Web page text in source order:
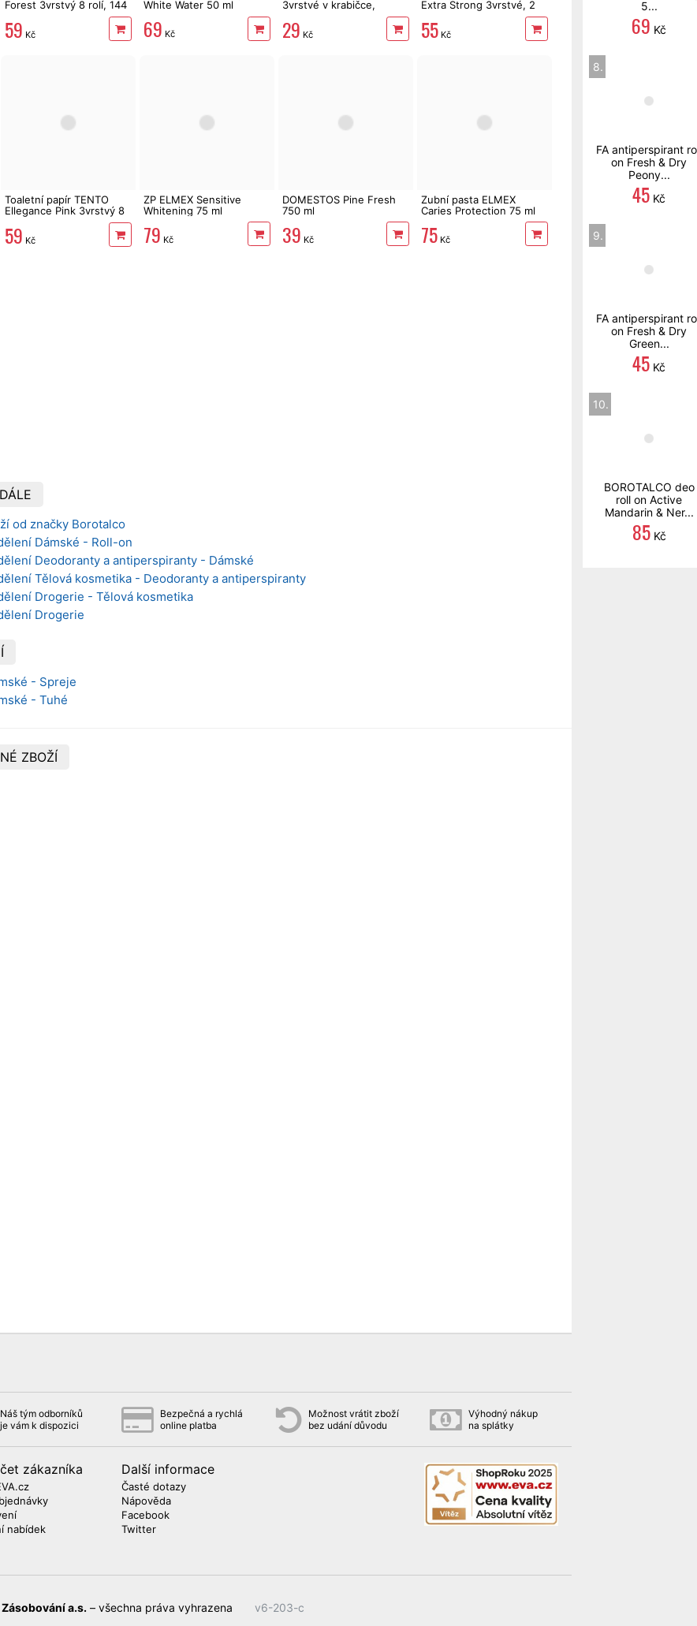
Forest 3vrstvý 8 rolí, 144
59 Kč
White Water 50 ml
69 Kč
3vrstvé v krabičce,
29 Kč
Extra Strong 3vrstvé, 2
55 Kč
Toaletní papír TENTO
Ellegance Pink 3vrstvý 8
59 Kč
ZP ELMEX Sensitive
Whitening 75 ml
79 Kč
DOMESTOS Pine Fresh
750 ml
39 Kč
Zubní pasta ELMEX
Caries Protection 75 ml
75 Kč
od značky Borotalco
Dámské - Roll-on
Deodoranty a antiperspiranty - Dámské
Tělová kosmetika - Deodoranty a antiperspiranty
Drogerie - Tělová kosmetika
Drogerie
- Spreje
- Tuhé
ZBOŽÍ
Náš tým odborníků
je vám k dispozici
Bezpečná a rychlá
online platba
Možnost vrátit zboží
bez udání důvodu
Výhodný nákup
na splátky
zákazníka
nabídek
Další informace
Časté dotazy
Nápověda
Facebook
Twitter
Zásobování a.s. – všechna práva vyhrazena v6-203-c
5...
69 Kč
8.
FA antiperspirant
on Fresh & Dry
Peony...
45 Kč
9.
FA antiperspirant
on Fresh & Dry
Green...
45 Kč
10.
BOROTALCO deo
roll on Active
Mandarin & Ner...
85Kč